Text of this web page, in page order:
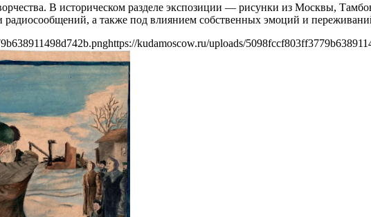
В историческом разделе экспозиции — рисунки из Москвы,
радиосообщений, а также под влиянием собственных эмоций и
https://kudamoscow.ru/uploads/